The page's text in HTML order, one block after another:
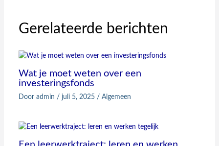
Gerelateerde berichten
Wat je moet weten over een
investeringsfonds
Door admin / juli 5, 2025 / Algemeen